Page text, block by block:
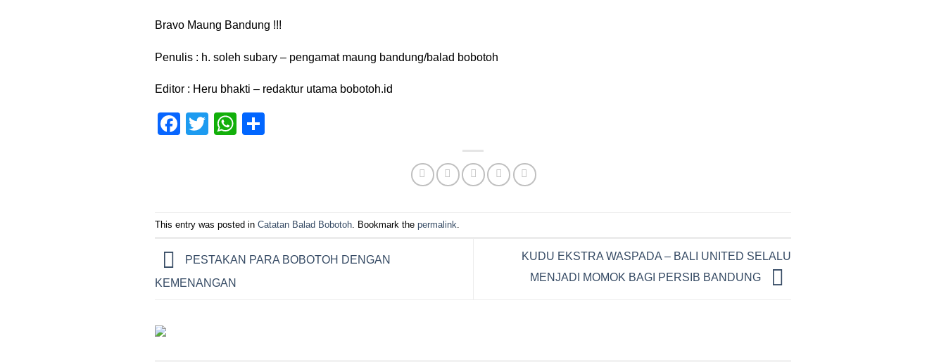
Bravo Maung Bandung !!!
Penulis : h. soleh subary – pengamat maung bandung/balad bobotoh
Editor : Heru bhakti – redaktur utama bobotoh.id
Facebook
TwitterWhatsApp
This entry was posted inCatatan Balad Bobotoh . Bookmark thepermalink
PESTAKAN PARA BOBOTOH DENGAN
KEMENANGAN
KUDU EKSTRA WASPADA – BALI UNITED SELALU
MENJADI MOMOK BAGI PERSIB BANDUNG